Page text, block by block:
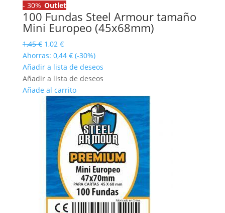
- 30% Outlet
100 Fundas Steel Armour tamaño
Mini Europeo (45x68mm)
1,45€ El
precio
original
era:
1,45 €.
1,02 €El
precio
actual
es:
1,02 €.
Ahorras: 0,44 € (-30%)
Añadir a lista de deseos
Añadir a lista de deseos
Añade al carrito